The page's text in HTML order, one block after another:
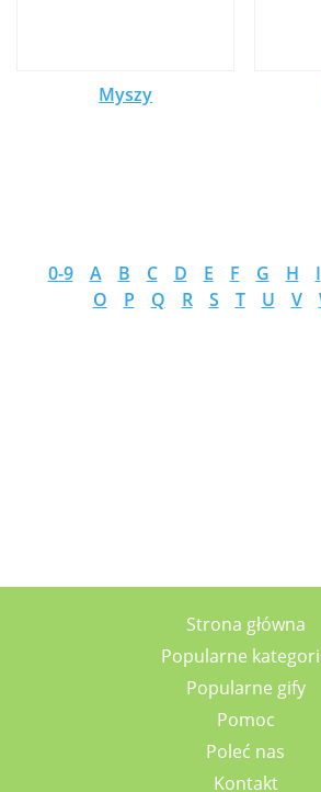
Myszy
0-9 A B C D E F G H I
O
P Q R S T U V
Strona główna
Popularne
Popularne gify
Pomoc
Poleć nas
Kontakt